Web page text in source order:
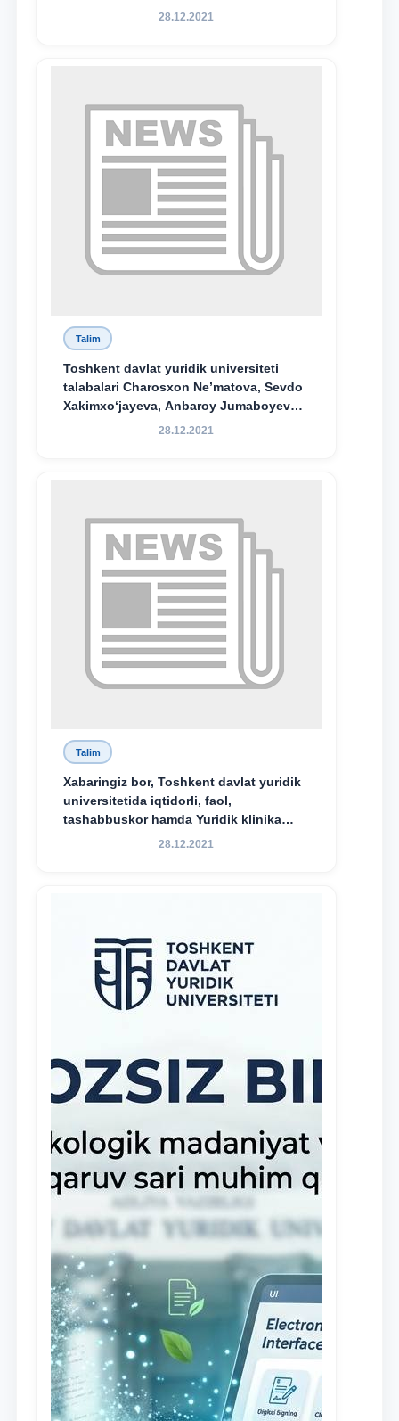
sodiqlikning oliy namunasidir”.
28.12.2021
Talim
Toshkent davlat yuridik universiteti
talabalari Charosxon Ne’matova, Sevdo
Xakimxo‘jayeva, Anbaroy Jumaboyeva
hamda TDYU qoshidagi M.S.Vosiqova
bo‘ldi.
28.12.2021
Talim
Xabaringiz bor, Toshkent davlat yuridik
universitetida iqtidorli, faol,
tashabbuskor hamda Yuridik klinika
faoliyatida o‘z bilim va ko‘nikmalarini
28.12.2021